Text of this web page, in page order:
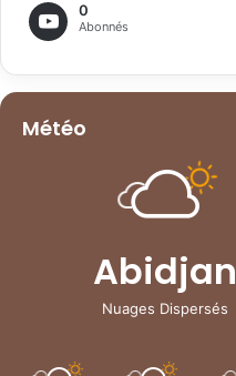
0
Abonnés
Météo
Abidjan
Nuages Dispersés